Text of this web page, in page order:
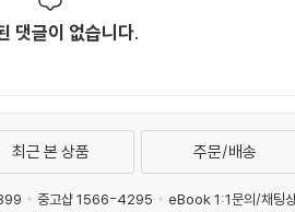
댓글이 없습니다.
최근 본 상품 주문/배송
중고샵 1566-4295 eBook 1:1문의/채팅